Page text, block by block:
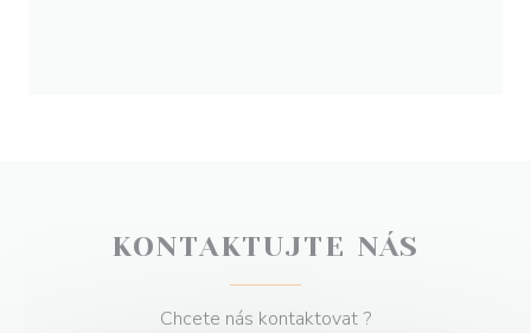
KONTAKTUJTE NÁS
Chcete nás kontaktovat ?